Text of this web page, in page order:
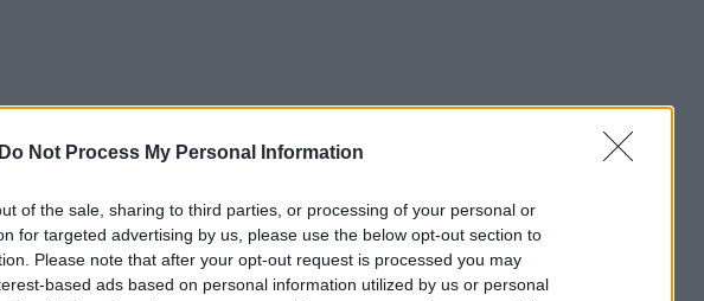
Do Not Process My Personal Information
of the sale, sharing to third parties, or processing of your personal or
for targeted advertising by us, please use the below opt-out section to
Please note that after your opt-out request is processed you may
based ads based on personal information utilized by us or personal